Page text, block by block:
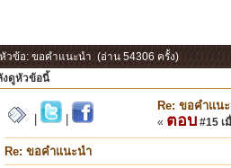
หัวข้อ: ขอคำแนะนำ (อ่าน 54306 ครั้ง)
งดูหัวข้อนี้
Re: ขอคำแน
« ตอบ #15 เ
Re: ขอคำแนะนำ